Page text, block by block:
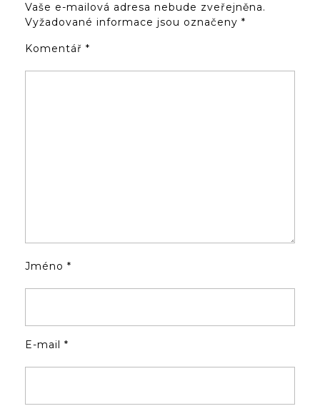
Vaše e-mailová adresa nebude zveřejněna.
Vyžadované informace jsou označeny *
Komentář *
Jméno *
E-mail *